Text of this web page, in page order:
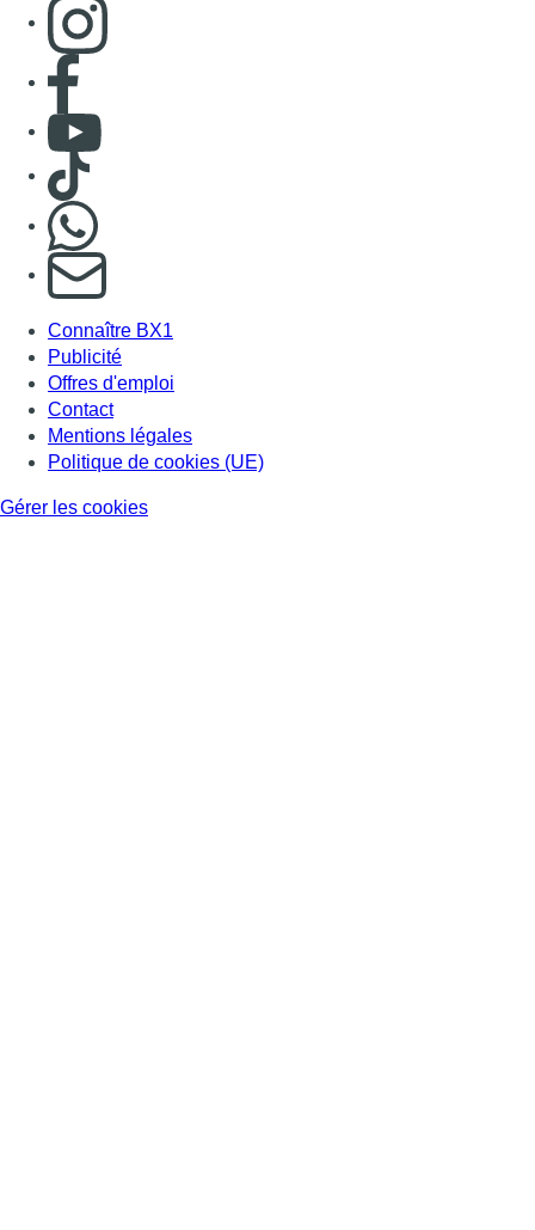
Consulter page Instagram
Consulter page Facebook
Consulter Youtube
Consulter TikTok
S'abonner à notre newsletter
Connaître BX1
Publicité
Offres d'emploi
Contact
Mentions légales
Politique de cookies (UE)
Gérer les cookies